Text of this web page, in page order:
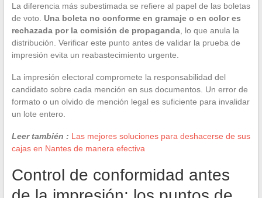
La diferencia más subestimada se refiere al papel de las boletas
de voto. Una boleta no conforme en gramaje o en color es
rechazada por la comisión de propaganda, lo que anula la
distribución. Verificar este punto antes de validar la prueba de
impresión evita un reabastecimiento urgente.
La impresión electoral compromete la responsabilidad del
candidato sobre cada mención en sus documentos. Un error de
formato o un olvido de mención legal es suficiente para invalidar
un lote entero.
Leer también : Las mejores soluciones para deshacerse de sus
cajas en Nantes de manera efectiva
Control de conformidad antes